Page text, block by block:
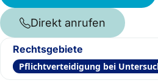
Direkt anrufen
Rechtsgebiete
Pflichtverteidigung bei